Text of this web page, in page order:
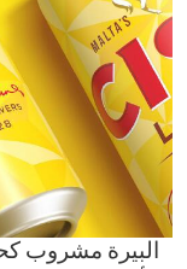
البيرة مشروب